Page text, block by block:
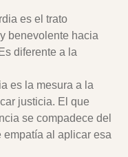
es el trato
benevolente hacia
diferente a la
es la mesura a la
justicia. El que
se compadece del
empatía al aplicar esa